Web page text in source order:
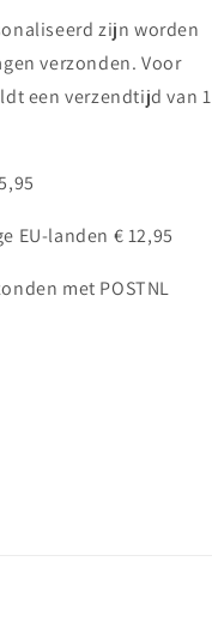
zijn worden
verzonden. Voor
een verzendtijd van 1
EU-landen € 12,95
met POSTNL